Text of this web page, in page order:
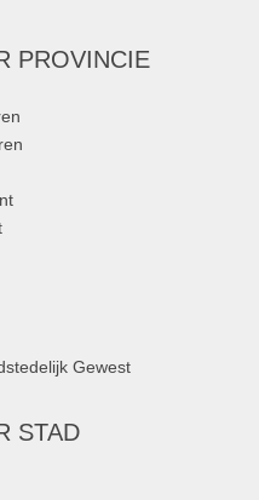
PROVINCIE
Gewest
STAD